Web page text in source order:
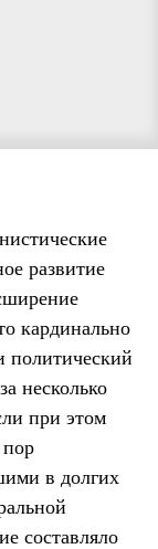
развитие
кардинально
политический
несколько
при этом
в долгих
составляло